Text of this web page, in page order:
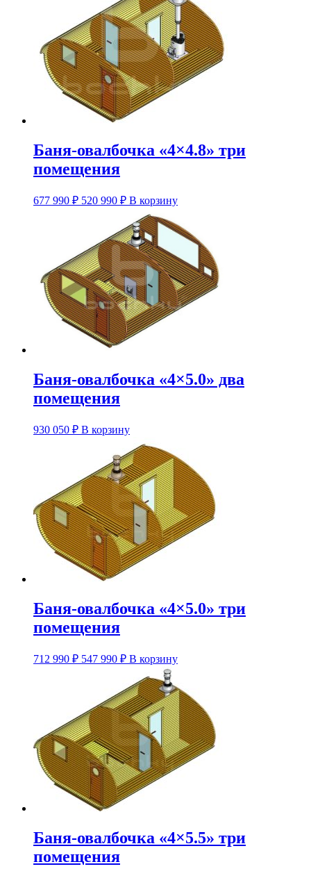
несколько
вариаций.
Опции
можно
выбрать
на
странице
Баня-овалбочка «4×4.8» три
помещения
677 990 ₽ 520 990 ₽ В корзинуЭтот
имеет
несколько
вариаций.
Опции
можно
выбрать
на
странице
Баня-овалбочка «4×5.0» два
помещения
930 050 ₽ В корзину
Баня-овалбочка «4×5.0» три
помещения
712 990 ₽ 547 990 ₽ В корзинуЭтот
несколько
вариаций.
Опции
можно
выбрать
на
странице
Баня-овалбочка «4×5.5» три
помещения